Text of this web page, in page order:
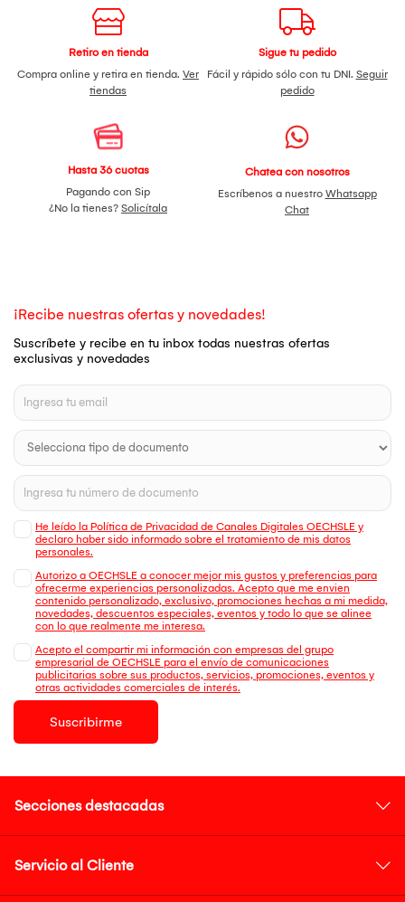
Retiro en tienda
Compra online y retira en tienda. Ver
tiendas
Sigue tu pedido
Fácil y rápido sólo con tu DNI. Seguir
pedido
Hasta 36 cuotas
Pagando con Sip
¿No la tienes? Solicítala
Chatea con nosotros
Escríbenos a nuestro Whatsapp
Chat
¡Recibe nuestras ofertas y novedades!
Suscríbete y recibe en tu inbox todas nuestras ofertas
exclusivas y novedades
He leído la Política de Privacidad de Canales Digitales OECHSLE y
declaro haber sido informado sobre el tratamiento de mis datos
personales.
Autorizo a OECHSLE a conocer mejor mis gustos y preferencias para
ofrecerme experiencias personalizadas. Acepto que me envien
contenido personalizado, exclusivo, promociones hechas a mi medida,
novedades, descuentos especiales, eventos y todo lo que se alinee
con lo que realmente me interesa.
Acepto el compartir mi información con empresas del grupo
empresarial de OECHSLE para el envío de comunicaciones
publicitarias sobre sus productos, servicios, promociones, eventos y
otras actividades comerciales de interés.
Suscribirme
Secciones destacadas
Servicio al Cliente